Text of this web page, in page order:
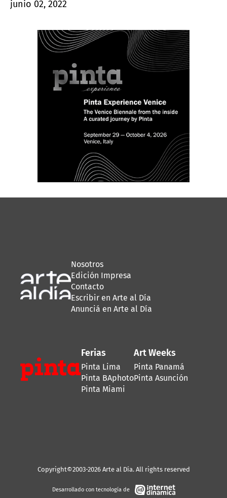
junio 02, 2022
Nosotros
Edición Impresa
Contacto
Escribir en Arte al Día
Anunciá en Arte al Día
Ferias
Pinta Lima
Pinta BAphoto
Pinta Miami
Art Weeks
Pinta Panamá
Pinta Asunción
Copyright©2003-2026 Arte al Día. All rights reserved